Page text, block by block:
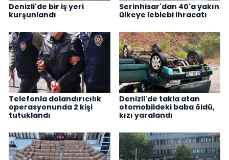
Denizli'de bir iş yeri
kurşunlandı
Serinhisar'dan 40'a yakın
ülkeye leblebi ihracatı
Telefonla dolandırıcılık
operasyonunda 2 kişi
tutuklandı
Denizli'de takla atan
otomobildeki baba öldü,
kızı yaralandı